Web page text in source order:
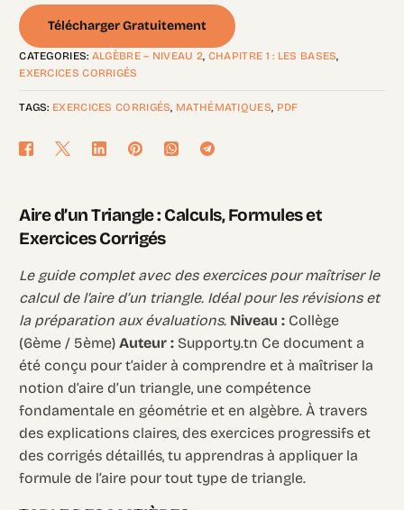
Télécharger Gratuitement
CATEGORIES: ALGÈBRE – NIVEAU 2, CHAPITRE 1 : LES BASES,
EXERCICES CORRIGÉS
TAGS: EXERCICES CORRIGÉS, MATHÉMATIQUES, PDF
Aire d’un Triangle : Calculs, Formules et
Exercices Corrigés
Le guide complet avec des exercices pour maîtriser le
calcul de l’aire d’un triangle. Idéal pour les révisions et
la préparation aux évaluations. Niveau : Collège
(6ème / 5ème)Auteur : Supporty.tn Ce document a
été conçu pour t’aider à comprendre et à maîtriser la
notion d’aire d’un triangle, une compétence
fondamentale en géométrie et en algèbre. À travers
des explications claires, des exercices progressifs et
des corrigés détaillés, tu apprendras à appliquer la
formule de l’aire pour tout type de triangle.